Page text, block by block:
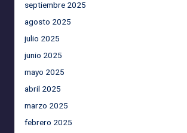
septiembre 2025
agosto 2025
julio 2025
junio 2025
mayo 2025
abril 2025
marzo 2025
febrero 2025